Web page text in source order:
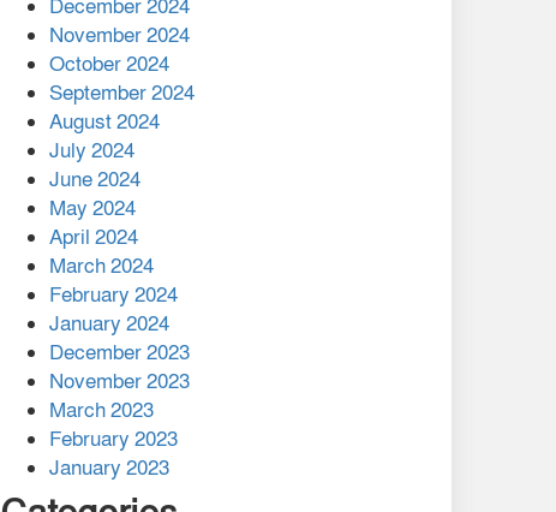
বান্দরবানে বন্যায় ক্ষতিগ্রস্তদের
মাঝে সহায়তা দিলেন সাচিং প্রু
জেরী
December 2024
November 2024
October 2024
September 2024
August 2024
July 2024
June 2024
May 2024
April 2024
March 2024
February 2024
January 2024
December 2023
November 2023
March 2023
February 2023
January 2023